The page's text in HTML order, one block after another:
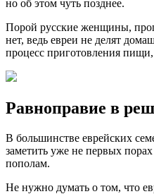
но об этом чуть позднее.
Порой русские женщины,
нет, ведь евреи не делят
процесс приготовления
Равноправие в
В большинстве еврейских
заметить уже не первых
пополам.
Не нужно думать о том, что